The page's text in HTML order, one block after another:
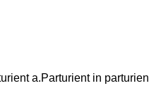
a.Parturient in